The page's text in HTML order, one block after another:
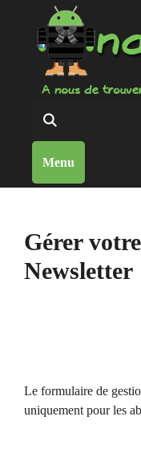
contenu
Menu
Gérer
Newsletter
Le formulaire de
uniquement pour les